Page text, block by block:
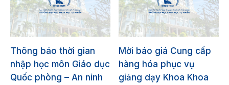
Thông báo thời gian
nhập học môn Giáo dục
Quốc phòng – An ninh
Mời báo giá Cung cấp
hàng hóa phục vụ
giảng dạy Khoa Khoa